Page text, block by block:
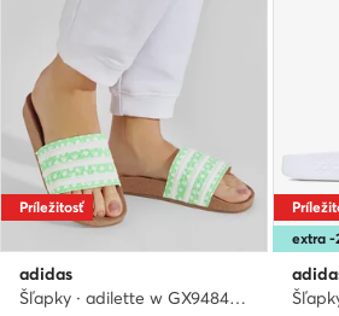
Príležitosť
adidas
Šľapky · adilette w GX9484 · Zelená
extra -